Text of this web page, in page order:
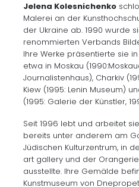
Jelena Kolesnichenko
Malerei an der
der Ukraine ab. 1990 wurde
renommierten Verbands
Ihre Werke präsentierte sie
etwa in Moskau
Journalistenhaus), Charkiv
Kiew (1995: Lenin Museum)
(1995: Galerie der Künstler,
Seit 1996 lebt und arbeitet
bereits unter anderem am
Jüdischen Kulturzentrum, in
art gallery und der
ausstellte. Ihre Gemälde
Kunstmuseum von